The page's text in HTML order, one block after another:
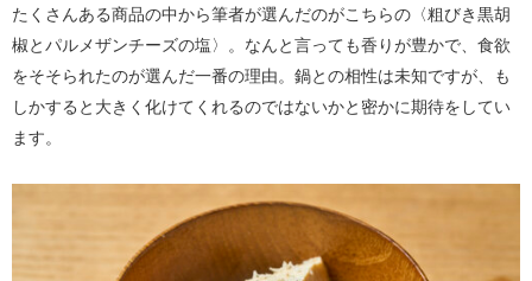
たくさんある商品の中から筆者が選んだのがこちらの〈粗びき黒胡
椒とパルメザンチーズの塩〉。なんと言っても香りが豊かで、食欲
をそそられたのが選んだ一番の理由。鍋との相性は未知ですが、も
しかすると大きく化けてくれるのではないかと密かに期待をしてい
ます。